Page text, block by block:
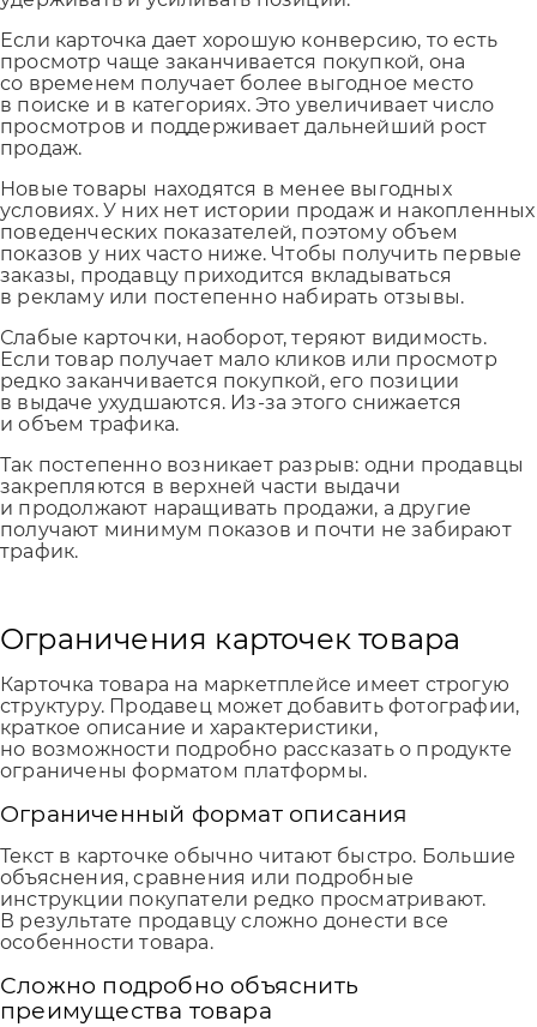
Если карточка дает хорошую конверсию, то есть
просмотр чаще заканчивается покупкой, она
со временем получает более выгодное место
в поиске и в категориях. Это увеличивает число
просмотров и поддерживает дальнейший рост
продаж.
Новые товары находятся в менее выгодных
условиях. У них нет истории продаж и накопленных
поведенческих показателей, поэтому объем
показов у них часто ниже. Чтобы получить первые
заказы, продавцу приходится вкладываться
в рекламу или постепенно набирать отзывы.
Слабые карточки, наоборот, теряют видимость.
Если товар получает мало кликов или просмотр
редко заканчивается покупкой, его позиции
в выдаче ухудшаются. Из-за этого снижается
и объем трафика.
Так постепенно возникает разрыв: одни продавцы
закрепляются в верхней части выдачи
и продолжают наращивать продажи, а другие
получают минимум показов и почти не забирают
трафик.
Ограничения карточек товара
Карточка товара на маркетплейсе имеет строгую
структуру. Продавец может добавить фотографии,
краткое описание и характеристики,
но возможности подробно рассказать о продукте
ограничены форматом платформы.
Ограниченный формат описания
Текст в карточке обычно читают быстро. Большие
объяснения, сравнения или подробные
инструкции покупатели редко просматривают.
В результате продавцу сложно донести все
особенности товара.
Сложно подробно объяснить
преимущества товара